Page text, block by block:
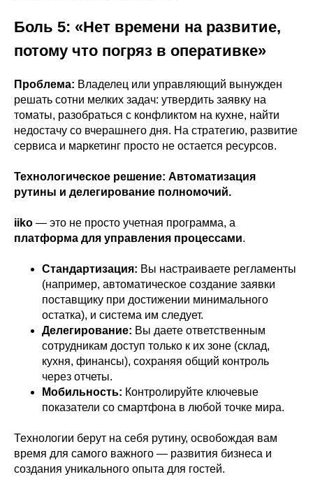
Боль 5: «Нет времени на развитие,
потому что погряз в оперативке»
Проблема: Владелец или управляющий вынужден
решать сотни мелких задач: утвердить заявку на
томаты, разобраться с конфликтом на кухне, найти
недостачу со вчерашнего дня. На стратегию, развитие
сервиса и маркетинг просто не остается ресурсов.
Технологическое решение: Автоматизация
рутины и делегирование полномочий.
iiko — это не просто учетная программа, а
платформа для управления процессами.
Стандартизация: Вы настраиваете регламенты
(например, автоматическое создание заявки
поставщику при достижении минимального
остатка), и система им следует.
Делегирование: Вы даете ответственным
сотрудникам доступ только к их зоне (склад,
кухня, финансы), сохраняя общий контроль
через отчеты.
Мобильность: Контролируйте ключевые
показатели со смартфона в любой точке мира.
Технологии берут на себя рутину, освобождая вам
время для самого важного — развития бизнеса и
создания уникального опыта для гостей.